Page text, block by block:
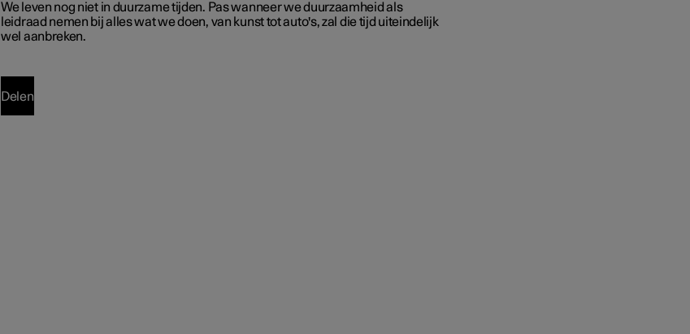
We leven nog niet in duurzame tijden. Pas wanneer we duurzaamheid als
leidraad nemen bij alles wat we doen, van kunst tot auto's, zal die tijd uiteindelijk
wel aanbreken.
Delen